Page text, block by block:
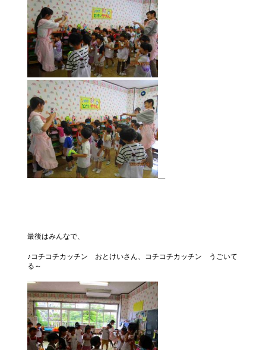
最後はみんなで、
♪コチコチカッチン おとけいさん、コチコチカッチン うごいて
る～